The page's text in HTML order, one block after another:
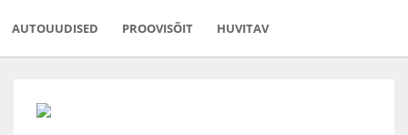
AUTOUUDISED PROOVISÕIT HUVITAV